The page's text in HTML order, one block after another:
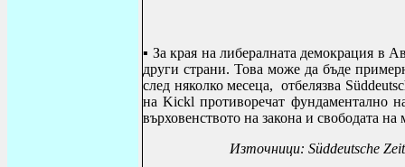
▪ За края на либералната демокрация в
други страни. Това може да бъде
след няколко месеца, отбелязва
на Kickl противоречат фундаментално
върховенството на закона и свободата
Източници: Süddeutsche